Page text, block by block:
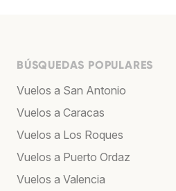
BÚSQUEDAS POPULARES
Vuelos a San Antonio
Vuelos a Caracas
Vuelos a Los Roques
Vuelos a Puerto Ordaz
Vuelos a Valencia